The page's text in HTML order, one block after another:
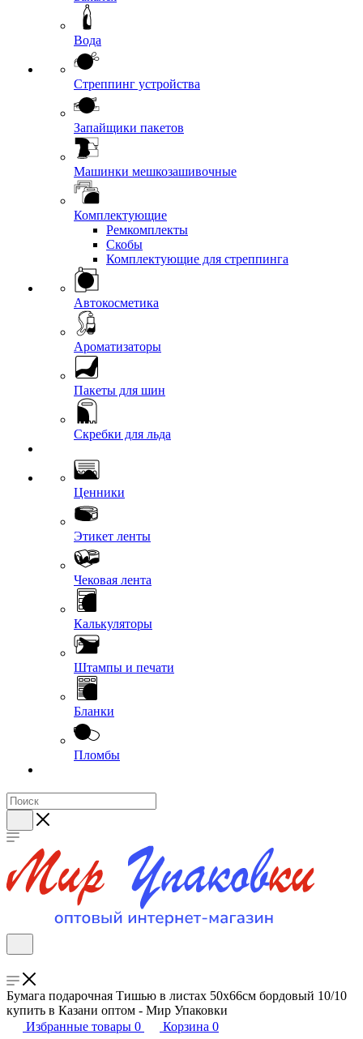
Вода
Стреппинг устройства
Запайщики пакетов
Машинки мешкозашивочные
Комплектующие
Ремкомплекты
Скобы
Комплектующие для стреппинга
Автокосметика
Ароматизаторы
Пакеты для шин
Скребки для льда
Ценники
Этикет ленты
Чековая лента
Калькуляторы
Штампы и печати
Бланки
Пломбы
Бумага подарочная Тишью в листах 50х66см бордовый 10/10
купить в Казани оптом - Мир Упаковки
Избранные товары 0 Корзина 0